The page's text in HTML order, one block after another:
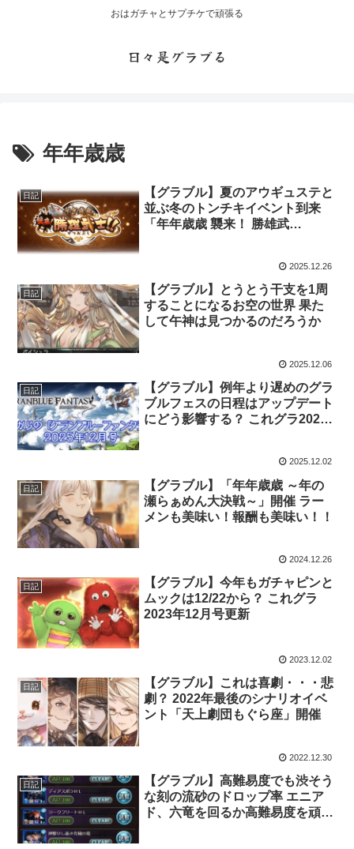
おはガチャとサプチケで頑張る
日々是グラブる
年年歳歳
日記
【グラブル】夏のアウギュステと
並ぶ冬のトンチキイベント到来
「年年歳歳 襲来！ 勝雄武
2025.12.26
日記
【グラブル】とうとう干支を1周
することになるお空の世界 果た
して午神は見つかるのだろうか
2025.12.06
日記
【グラブル】例年より遅めのグラ
ブルフェスの日程はアップデート
にどう影響する？ これグラ2025
2025.12.02
日記
【グラブル】「年年歳歳 ～年の
瀬らぁめん大決戦～」開催 ラー
メンも美味い！報酬も美味い！！
2024.12.26
日記
【グラブル】今年もガチャピンと
ムックは12/22から？ これグラ
2023年12月号更新
2023.12.02
日記
【グラブル】これは喜劇・・・悲
劇？ 2022年最後のシナリオイベ
ント「天上劇団もぐら座」開催
2022.12.30
日記
【グラブル】高難易度でも渋そう
な刻の流砂のドロップ率 エニア
ド、六竜を回るか高難易度を頑張